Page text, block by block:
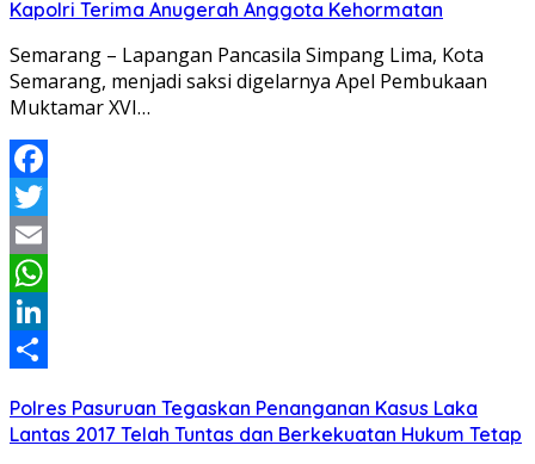
Kapolri Terima Anugerah Anggota Kehormatan
Semarang – Lapangan Pancasila Simpang Lima, Kota
Semarang, menjadi saksi digelarnya Apel Pembukaan
Muktamar XVI…
Facebook
Twitter
Email
WhatsApp
LinkedIn
Polres Pasuruan Tegaskan Penanganan Kasus Laka
Lantas 2017 Telah Tuntas dan Berkekuatan Hukum Tetap